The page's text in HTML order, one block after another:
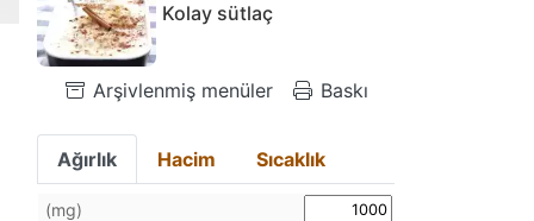
Kolay sütlaç
Arşivlenmiş menüler Baskı
Ağırlık Hacim Sıcaklık
(mg)